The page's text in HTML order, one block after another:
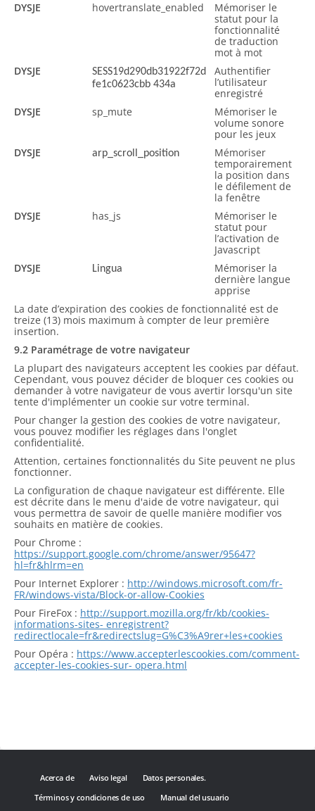
DYSJE
hovertranslate_enabled
Mémoriser le
statut pour la
fonctionnalité
de traduction
mot à mot
DYSJE
SESS19d290db31922f72d
fe1c0623cbb 434a
Authentifier
l’utilisateur
enregistré
DYSJE
sp_mute
Mémoriser le
volume sonore
pour les jeux
DYSJE
arp_scroll_position
Mémoriser
temporairement
la position dans
le défilement de
la fenêtre
DYSJE
has_js
Mémoriser le
statut pour
l’activation de
Javascript
DYSJE
Lingua
Mémoriser la
dernière langue
apprise
La date d’expiration des cookies de fonctionnalité est de
treize (13) mois maximum à compter de leur première
insertion.
9.2 Paramétrage de votre navigateur
La plupart des navigateurs acceptent les cookies par défaut.
Cependant, vous pouvez décider de bloquer ces cookies ou
demander à votre navigateur de vous avertir lorsqu'un site
tente d'implémenter un cookie sur votre terminal.
Pour changer la gestion des cookies de votre navigateur,
vous pouvez modifier les réglages dans l'onglet
confidentialité.
Attention, certaines fonctionnalités du Site peuvent ne plus
fonctionner.
La configuration de chaque navigateur est différente. Elle
est décrite dans le menu d'aide de votre navigateur, qui
vous permettra de savoir de quelle manière modifier vos
souhaits en matière de cookies.
Pour Chrome :
https://support.google.com/chrome/answer/95647?
hl=fr&hlrm=en
Pour Internet Explorer : http://windows.microsoft.com/fr-
FR/windows-vista/Block-or-allow-Cookies
Pour FireFox : http://support.mozilla.org/fr/kb/cookies-
informations-sites- enregistrent?
redirectlocale=fr&redirectslug=G%C3%A9rer+les+cookies
Pour Opéra : https://www.accepterlescookies.com/comment-
accepter-les-cookies-sur- opera.html
Acerca de Aviso legal
Datos personales.
Términos y condiciones de uso
Manual del usuario